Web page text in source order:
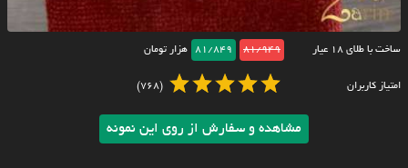
ساخت با طلای ۱۸ عیار 81/949
81/849 هزار تومان
امتیاز کاربران (768)
مشاهده و سفارش از روی این نمونه